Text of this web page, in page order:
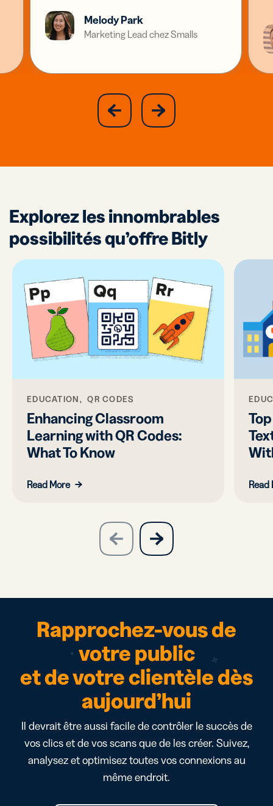
Melody Park
Marketing Lead chez Smalls
previous
slide
next
slide
Explorez les innombrables
possibilités qu’offre Bitly
EDUCATION, QR CODES
Enhancing Classroom
Learning with QR Codes:
What To Know
Read More Read
previous
slide
next
slide
Rapprochez-vous de
votre public
et de votre clientèle dès
aujourd’hui
Il devrait être aussi facile de contrôler le succès de
vos clics et de vos scans que de les créer. Suivez,
analysez et optimisez toutes vos connexions au
même endroit.